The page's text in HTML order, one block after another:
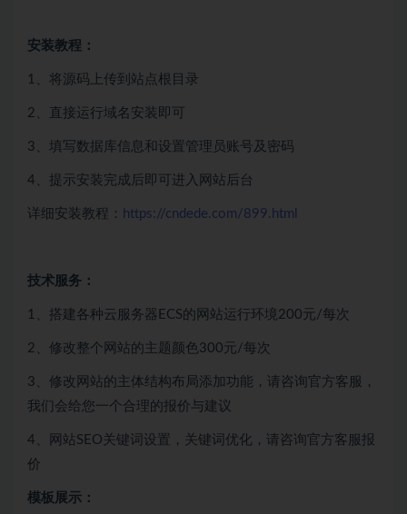
安装教程：
1、将源码上传到站点根目录
2、直接运行域名安装即可
3、填写数据库信息和设置管理员账号及密码
4、提示安装完成后即可进入网站后台
详细安装教程： https://cndede.com/899.html
技术服务：
1、搭建各种云服务器ECS的网站运行环境200元/每次
2、修改整个网站的主题颜色300元/每次
3、修改网站的主体结构布局添加功能，请咨询官方客服，
我们会给您一个合理的报价与建议
4、网站SEO关键词设置，关键词优化，请咨询官方客服报
价
模板展示：